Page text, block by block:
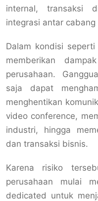
internal, transaksi
integrasi antar
Dalam kondisi
memberikan
perusahaan.
saja dapat
menghentikan
video conference,
industri, hingga
dan transaksi bisnis.
Karena risiko
perusahaan mulai
dedicated untuk